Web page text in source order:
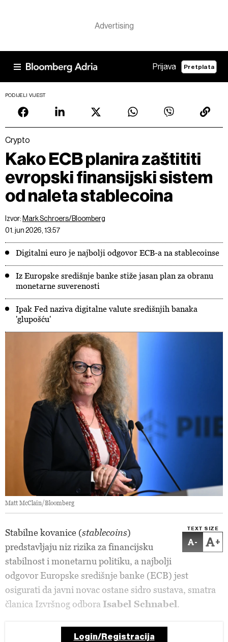
Prijava Pretplata
PODIJELI VIJEST
Crypto
Kako ECB planira zaštititi
evropski finansijski sistem
od naleta stablecoina
Izvor: Mark Schroers/Bloomberg
01. jun 2026, 13:57
Digitalni euro je najbolji odgovor ECB-a na stablecoinse
Iz Europske središnje banke stiže jasan plan za obranu
monetarne suverenosti
Ipak Fed naziva digitalne valute središnjih banaka
'glupošću'
Matt McClain/Bloomberg
TEXT SIZE
- +
Stabilne kovanice (stablecoins)
predstavljaju niz rizika za financijsku
stabilnost i monetarnu politiku, a najbolji
odgovor Europske središnje banke (ECB) jest
osigurati da javni novac ostane sidro sustava, smatra
članica Izvršnog odbora Isabel Schnabel .
Login/Registracija